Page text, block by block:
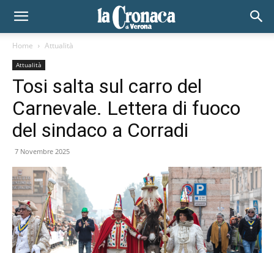
Home Attualità
Attualità
Tosi salta sul carro del
Carnevale. Lettera di fuoco
del sindaco a Corradi
7 Novembre 2025